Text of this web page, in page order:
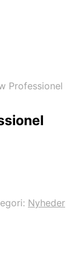
Professionel
Nyheder